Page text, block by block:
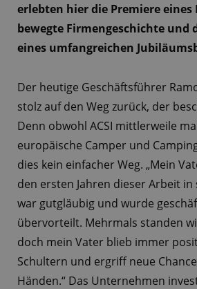
erlebten hier die Premiere eines
bewegte Firmengeschichte und
eines umfangreichen
Der heutige Geschäftsführer
stolz auf den Weg zurück, der
Denn obwohl ACSI mittlerweile
europäische Camper und
dies kein einfacher Weg. „Mein
den ersten Jahren dieser Arbeit in
war gutgläubig und wurde
übervorteilt. Mehrmals standen
doch mein Vater blieb immer
Schultern und ergriff neue
Händen.“ Das Unternehmen